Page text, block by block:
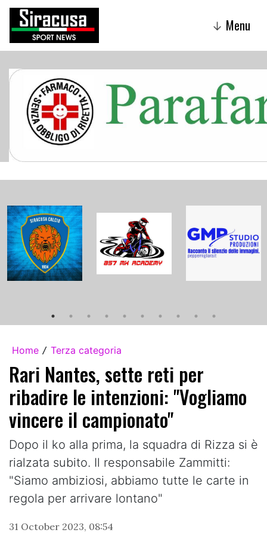
↓ Menu
Home / Terza categoria
Rari Nantes, sette reti per
ribadire le intenzioni: "Vogliamo
vincere il campionato"
Dopo il ko alla prima, la squadra di Rizza si è
rialzata subito. Il responsabile Zammitti:
"Siamo ambiziosi, abbiamo tutte le carte in
regola per arrivare lontano"
31 October 2023, 08:54